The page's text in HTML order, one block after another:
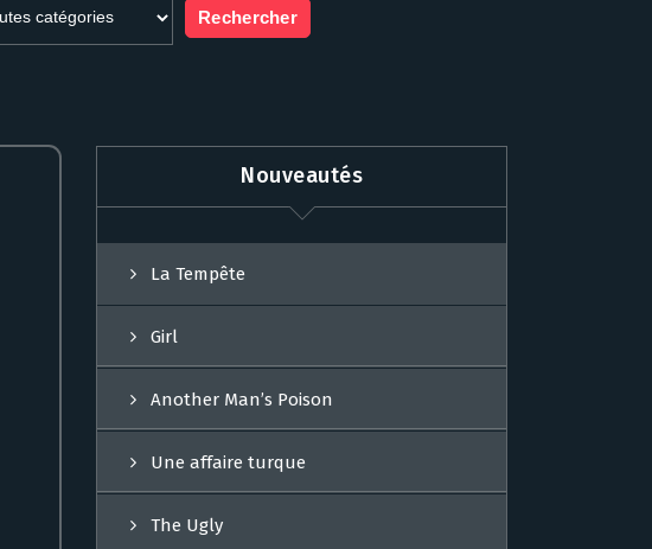
Nouveautés
La Tempête
Girl
Another Man’s Poison
Une affaire turque
The Ugly